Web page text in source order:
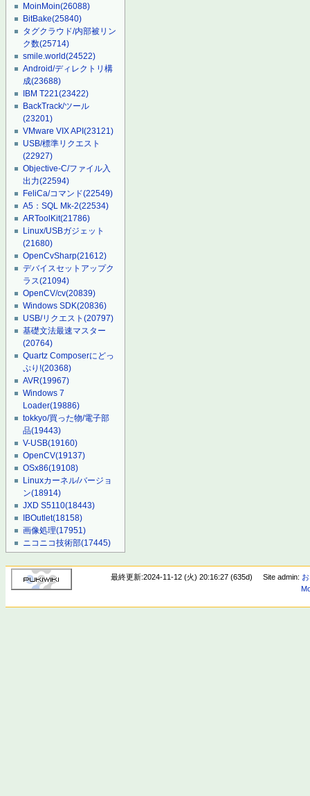
MoinMoin(26088)
BitBake(25840)
タグクラウド/内部被リン
ク数(25714)
smile.world(24522)
Android/ディレクトリ構
成(23688)
IBM T221(23422)
BackTrack/ツール
(23201)
VMware VIX API(23121)
USB/標準リクエスト
(22927)
Objective-C/ファイル入
出力(22594)
FeliCa/コマンド(22549)
A5：SQL Mk-2(22534)
ARToolKit(21786)
Linux/USBガジェット
(21680)
OpenCvSharp(21612)
デバイスセットアップク
ラス(21094)
OpenCV/cv(20839)
Windows SDK(20836)
USB/リクエスト(20797)
基礎文法最速マスター
(20764)
Quartz Composerにどっ
ぷり!(20368)
AVR(19967)
Windows 7
Loader(19886)
tokkyo/買った物/電子部
品(19443)
V-USB(19160)
OpenCV(19137)
OSx86(19108)
Linuxカーネル/バージョ
ン(18914)
JXD S5110(18443)
IBOutlet(18158)
画像処理(17951)
ニコニコ技術部(17445)
最終更新:2024-11-12 (火) 20:16:27 (635d) Site admin: